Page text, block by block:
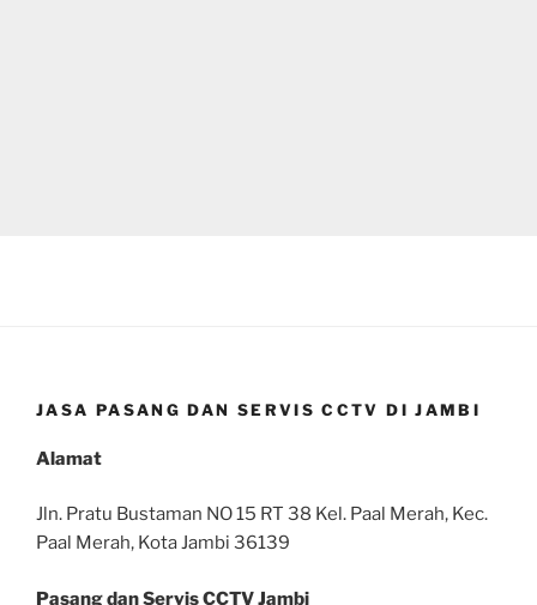
JASA PASANG DAN SERVIS CCTV DI JAMBI
Alamat
Jln. Pratu Bustaman NO 15 RT 38 Kel. Paal Merah, Kec.
Paal Merah, Kota Jambi 36139
Pasang dan Servis CCTV Jambi